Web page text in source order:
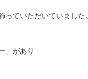
ていただいていました。
」があり